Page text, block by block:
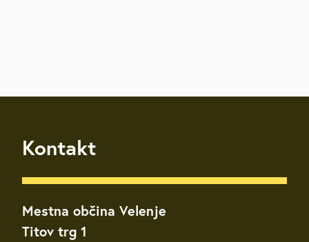
Kontakt
Mestna občina Velenje
Titov trg 1